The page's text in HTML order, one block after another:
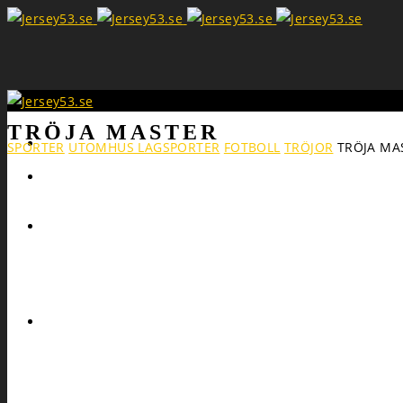
Search
TRÖJA MASTER
SPORTER UTOMHUS LAGSPORTER FOTBOLL TRÖJOR TRÖJA